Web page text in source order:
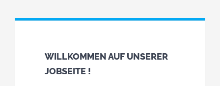
WILLKOMMEN AUF UNSERER
JOBSEITE !